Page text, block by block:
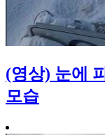
(영상) 눈에
모습